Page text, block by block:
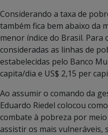
Considerando a taxa de
também fica bem abaixo da
menor índice do Brasil. Para
consideradas as linhas de
estabelecidas pelo Banco
capita/dia e US$ 2,15 per
Ao assumir o comando da
Eduardo Riedel colocou
combate à pobreza por
assistir os mais vulneráveis,